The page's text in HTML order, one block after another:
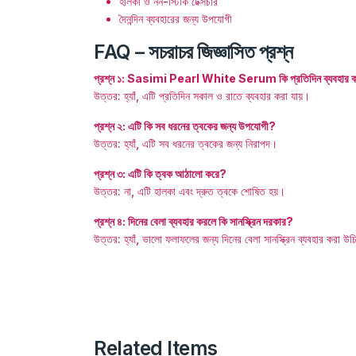
দৈনন্দিন ব্যবহারের জন্য উপযোগী
FAQ – সচরাচর জিজ্ঞাসিত প্রশ্ন
প্রশ্ন ১: Sasimi Pearl White Serum কি প্রতিদিন ব্যবহার
উত্তর: হ্যাঁ, এটি প্রতিদিন সকাল ও রাতে ব্যবহার করা যায়।
প্রশ্ন ২: এটি কি সব ধরনের ত্বকের জন্য উপযোগী?
উত্তর: হ্যাঁ, এটি সব ধরনের ত্বকের জন্য নিরাপদ।
প্রশ্ন ৩: এটি কি ত্বক আঠালো করে?
উত্তর: না, এটি হালকা এবং দ্রুত ত্বকে শোষিত হয়।
প্রশ্ন ৪: দিনের বেলা ব্যবহার করলে কি সানস্ক্রিন দরকার?
উত্তর: হ্যাঁ, ভালো ফলাফলের জন্য দিনের বেলা সানস্ক্রিন ব্যবহার করা
Related Items